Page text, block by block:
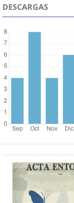
DESCARGAS